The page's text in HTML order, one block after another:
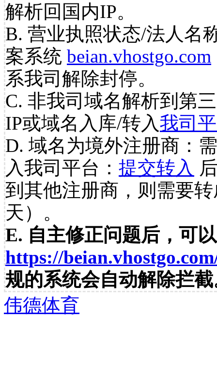
解析回国内IP。
B. 营业执照状态/法人名
案系统 beian.vhostgo.com
系我司解除封停。
C. 非我司域名解析到第
IP或域名入库/转入我司
D. 域名为境外注册商：
入我司平台： 提交转入
到其他注册商，则需要
天）。
E. 自主修正问题后，可
https://
规的系统会自动解除拦
伟德体育